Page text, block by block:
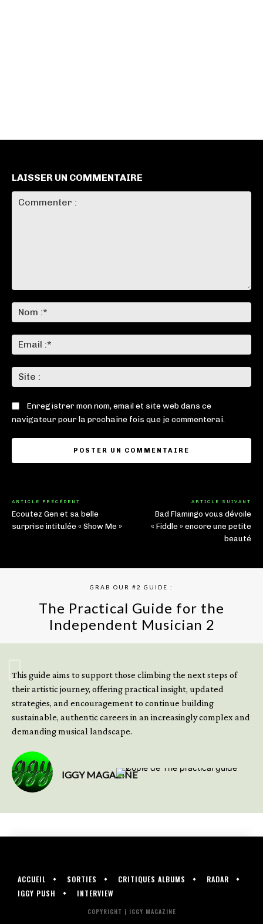
LAISSER UN COMMENTAIRE
:*
:*
:
Enregistrer mon nom, email et site web dans ce
navigateur pour la prochaine fois que je commenterai.
ARTICLE PRÉCÉDENT
Ecoutez Gen et sa belle
surprise intitulée « Show Me »
ARTICLE SUIVANT
Bad Flamingo vous dévoile
« Fiddle » encore une petite
beauté
GRAB OUR #2 GUIDE :
The Practical Guide for the
Independent Musician 2
This guide aims to support those climbing the next steps of
their artistic journey, offering practical insight, updated
strategies, and encouragement to continue building
sustainable, authentic careers in an increasingly complex and
demanding musical landscape.
IGGY MAGAZINE
ACCUEIL SORTIES CRITIQUES ALBUMS
RADAR
IGGY PUSH
INTERVIEW
COPYRIGHT | IGGY MAGAZINE